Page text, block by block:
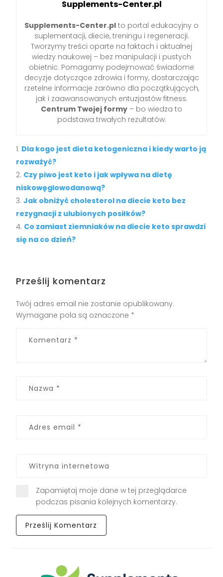
Supplements-Center.pl
Supplements-Center.pl to portal edukacyjny o
suplementacji, diecie, treningu i regeneracji.
Tworzymy treści oparte na faktach i aktualnej
wiedzy naukowej – bez manipulacji i pustych
obietnic. Pomagamy podejmować świadome
decyzje dotyczące zdrowia i formy, dostarczając
rzetelne informacje zarówno dla początkujących,
jak i zaawansowanych entuzjastów fitness.
Centrum Twojej formy – bo wiedza to
podstawa trwałych rezultatów.
Dla kogo jest dieta ketogeniczna i kiedy warto ją
rozważyć?
Czy piwo jest keto i jak wpływa na dietę
niskowęglowodanową?
Jak obniżyć cholesterol na diecie keto bez
rezygnacji z ulubionych posiłków?
Co zamiast ziemniaków na diecie keto sprawdzi
się na co dzień?
Prześlij komentarz
Twój adres email nie zostanie opublikowany.
Wymagane pola są oznaczone *
Zapamiętaj moje dane w tej przeglądarce
podczas pisania kolejnych komentarzy.